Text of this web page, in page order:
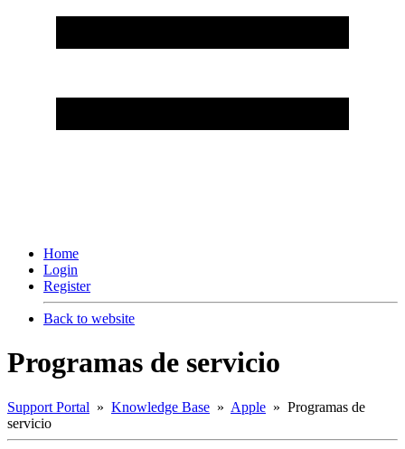
Home
Login
Register
Back to website
Programas de servicio
Support Portal » Knowledge Base » Apple » Programas de
servicio